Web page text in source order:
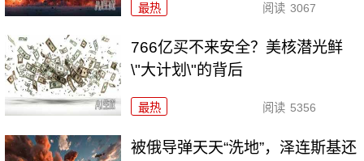
最热 阅读 3067
766亿买不来安全？美核潜光鲜
\"大计划\"的背后
最热 阅读 5356
被俄导弹天天“洗地”，泽连斯基还